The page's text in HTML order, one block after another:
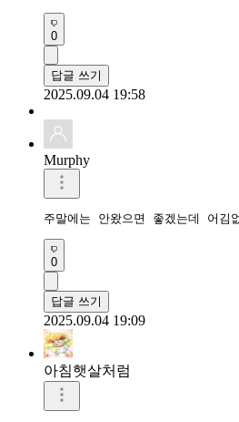
0
답글 쓰기
2025.09.04 19:58
Murphy
주말에는 안왔으면 좋겠는데 어김
0
답글 쓰기
2025.09.04 19:09
아침햇살처럼